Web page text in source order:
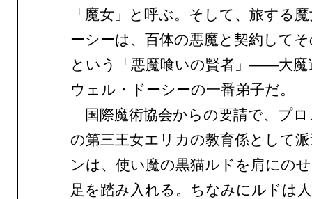
「魔女」と呼ぶ。そして、旅する
ーシーは、百体の悪魔と契約して
という「悪魔喰いの賢者」——大魔
ウェル・ドーシーの一番弟子だ。
国際魔術協会からの要請で、プ
の第三王女エリカの教育係として
ンは、使い魔の黒猫ルドを肩にの
足を踏み入れる。ちなみにルドは